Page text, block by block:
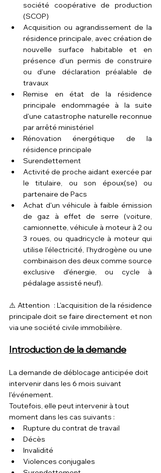
société coopérative de production
(SCOP)
Acquisition ou agrandissement de la
résidence principale, avec création de
nouvelle surface habitable et en
présence d'un permis de construire
ou d'une déclaration préalable de
travaux
Remise en état de la résidence
principale endommagée à la suite
d'une catastrophe naturelle reconnue
par arrêté ministériel
Rénovation énergétique de la
résidence principale
Surendettement
Activité de proche aidant exercée par
le titulaire, ou son époux(se) ou
partenaire de Pacs
Achat d'un véhicule à faible émission
de gaz à effet de serre (voiture,
camionnette, véhicule à moteur à 2 ou
3 roues, ou quadricycle à moteur qui
utilise l'électricité, l'hydrogène ou une
combinaison des deux comme source
exclusive d'énergie, ou cycle à
pédalage assisté neuf).
⚠️ Attention  : L'acquisition de la résidence
principale doit se faire directement et non
via une société civile immobilière.
Introduction de la demande
La demande de déblocage anticipée doit
intervenir dans les 6 mois suivant
l'événement.
Toutefois, elle peut intervenir à tout
moment dans les cas suivants :
Rupture du contrat de travail
Décès
Invalidité
Violences conjugales